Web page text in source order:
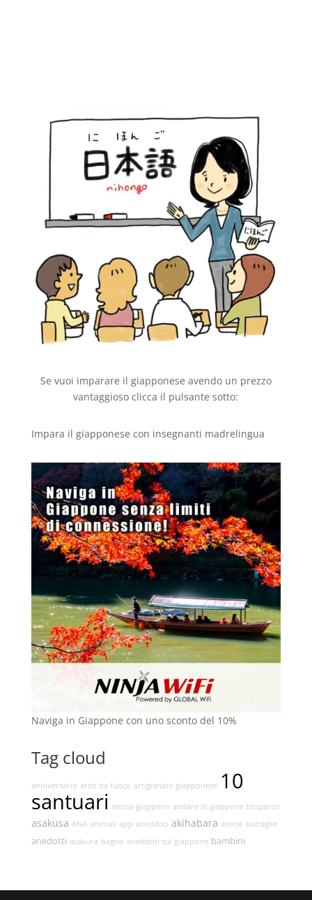
Se vuoi imparare il giapponese avendo un prezzo
vantaggioso clicca il pulsante sotto:
Impara il giapponese con insegnanti madrelingua
Naviga in Giappone con uno sconto del 10%
Tag cloud
anniversario armi da fuoco artigianato giapponese 10
santuari antico giappone andare in giappone bioparco
asakusa ANA animali app aneddoti akihabara anime battaglie
anedotti asakura bagno aneddoti sul giappone bambini